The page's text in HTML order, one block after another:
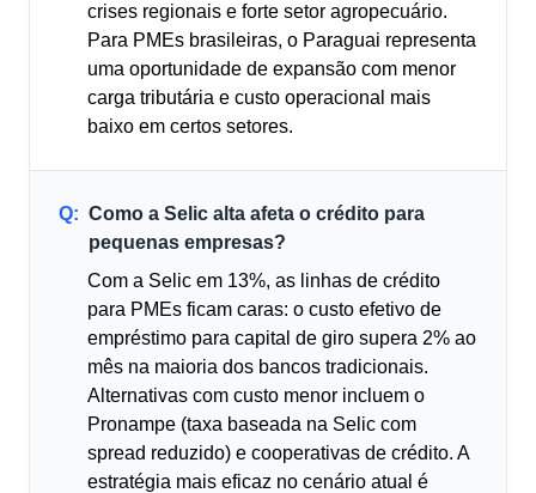
crises regionais e forte setor agropecuário.
Para PMEs brasileiras, o Paraguai representa
uma oportunidade de expansão com menor
carga tributária e custo operacional mais
baixo em certos setores.
Q: Como a Selic alta afeta o crédito para
pequenas empresas?
Com a Selic em 13%, as linhas de crédito
para PMEs ficam caras: o custo efetivo de
empréstimo para capital de giro supera 2% ao
mês na maioria dos bancos tradicionais.
Alternativas com custo menor incluem o
Pronampe (taxa baseada na Selic com
spread reduzido) e cooperativas de crédito. A
estratégia mais eficaz no cenário atual é